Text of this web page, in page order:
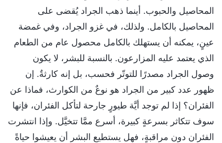
المحاصيل والحبوب. أينما ذهب الجراد يُقضى على
المحاصيل بالكامل. ولذلك، في غزو الجراد، وفي غمضة
عينٍ، يمكنه أن يستهلك بالكامل محصول عام من الطعام
الذي يعتمد عليه المزارعون. بالنسبة للبشر، لا يكون
وصول الجراد مصدرًا للتوتّر فحسب، بل إنه كارثةٌ. إن
ظهور عدد كبير من الجراد هو نوعٌ من الكوارث، فماذا عن
الفئران؟ إذا لم توجد أيَّة طيورٍ جارحة لتأكل الفئران، فإنها
سوف تتكاثر بسرعةٍ كبيرة، أسرع ممَّا تتخيَّل. وإذا انتشرت
الفئران دون مراقبةٍ، فهل يستطيع البشر أن يعيشوا حياةً